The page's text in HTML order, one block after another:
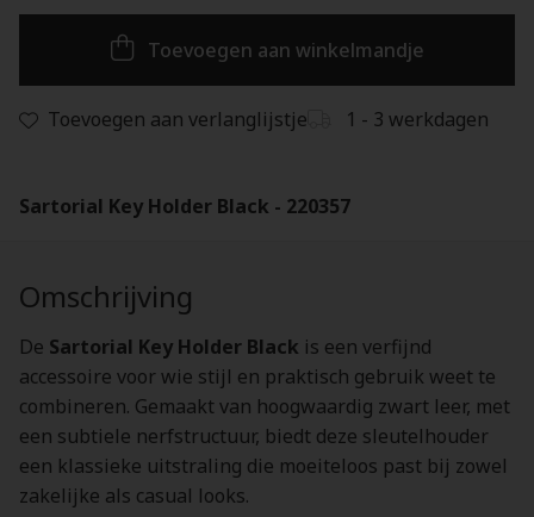
Toevoegen aan winkelmandje
Toevoegen aan verlanglijstje 1 - 3 werkdagen
Sartorial Key Holder Black - 220357
Omschrijving
De Sartorial Key Holder Black is een verfijnd
accessoire voor wie stijl en praktisch gebruik weet te
combineren. Gemaakt van hoogwaardig zwart leer, met
een subtiele nerfstructuur, biedt deze sleutelhouder
een klassieke uitstraling die moeiteloos past bij zowel
zakelijke als casual looks.